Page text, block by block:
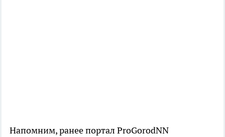
Напомним, ранее портал ProGorodNN